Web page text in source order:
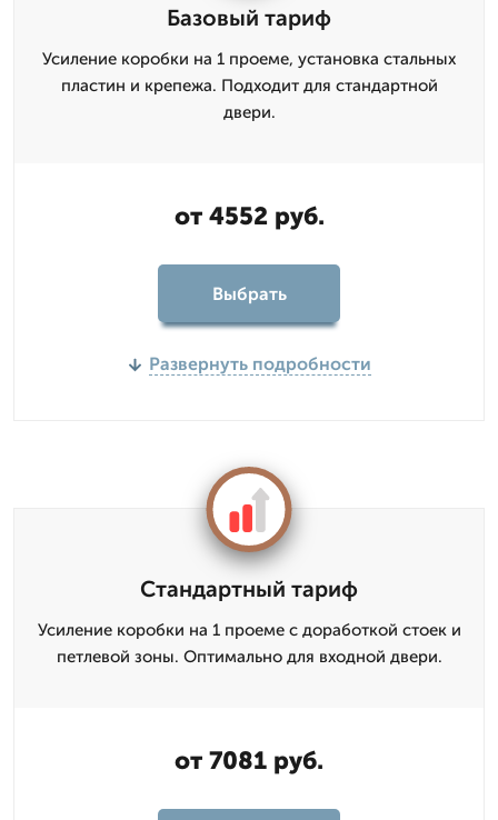
Базовый тариф
Усиление коробки на 1 проеме, установка стальных
пластин и крепежа. Подходит для стандартной
двери.
от 4552 руб.
Выбрать
Развернуть подробности
Стандартный тариф
Усиление коробки на 1 проеме с доработкой стоек и
петлевой зоны. Оптимально для входной двери.
от 7081 руб.